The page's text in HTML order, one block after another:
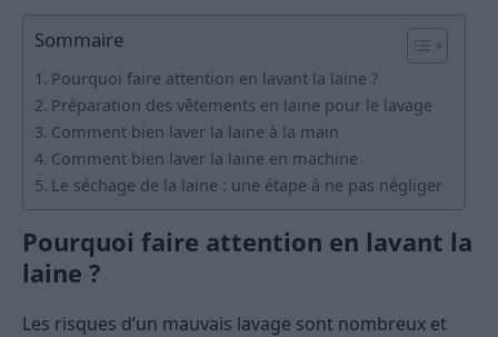
Sommaire
Pourquoi faire attention en lavant la laine ?
Préparation des vêtements en laine pour le lavage
Comment bien laver la laine à la main
Comment bien laver la laine en machine
Le séchage de la laine : une étape à ne pas négliger
Pourquoi faire attention en lavant la
laine ?
Les risques d’un mauvais lavage sont nombreux et